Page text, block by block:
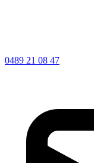
0489 21 08 47